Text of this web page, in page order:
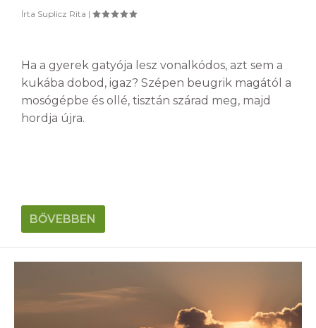
Írta Suplicz Rita |
Ha a gyerek gatyója lesz vonalkódos, azt sem a
kukába dobod, igaz? Szépen beugrik magától a
mosógépbe és ollé, tisztán szárad meg, majd
hordja újra.
BŐVEBBEN